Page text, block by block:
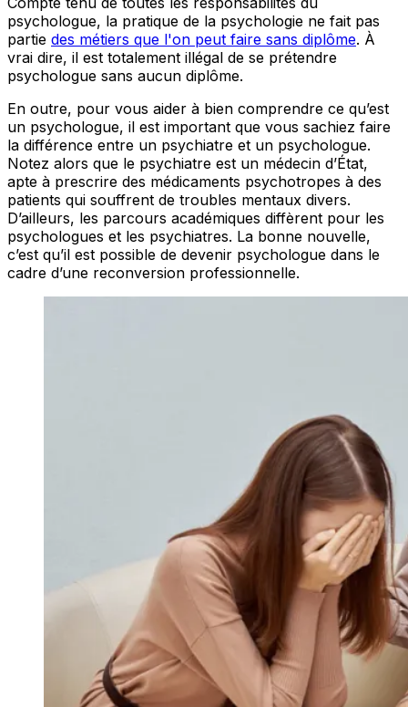
psychologue, la pratique de la psychologie ne fait pas
partie des métiers que l'on peut faire sans diplôme. À
vrai dire, il est totalement illégal de se prétendre
psychologue sans aucun diplôme.
En outre, pour vous aider à bien comprendre ce qu’est
un psychologue, il est important que vous sachiez faire
la différence entre un psychiatre et un psychologue.
Notez alors que le psychiatre est un médecin d’État,
apte à prescrire des médicaments psychotropes à des
patients qui souffrent de troubles mentaux divers.
D’ailleurs, les parcours académiques diffèrent pour les
psychologues et les psychiatres. La bonne nouvelle,
c’est qu’il est possible de devenir psychologue dans le
cadre d’une reconversion professionnelle.